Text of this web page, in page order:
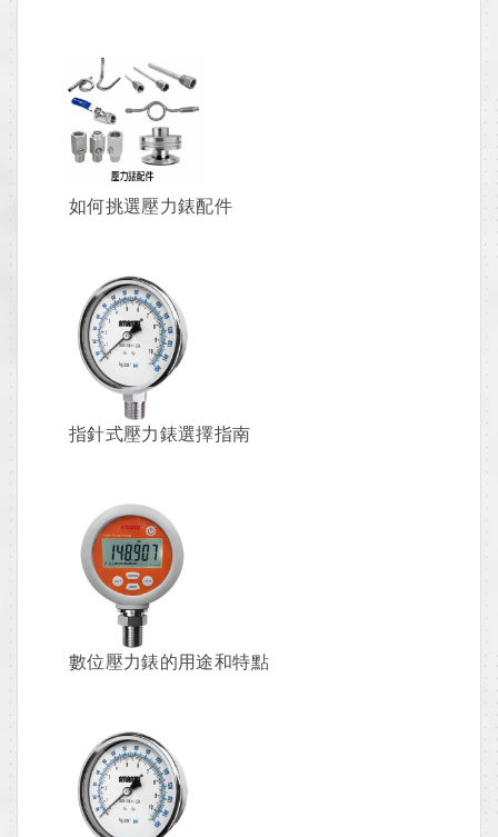
如何挑選壓力錶配件
指針式壓力錶選擇指南
數位壓力錶的用途和特點